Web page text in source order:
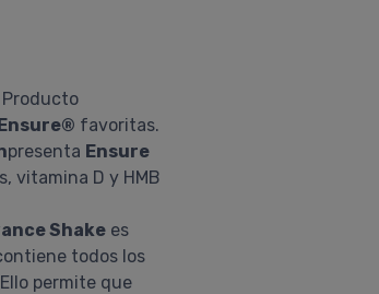
favoritas.
presenta Ensure
vitamina D y HMB
Shake es
todos los
permite que